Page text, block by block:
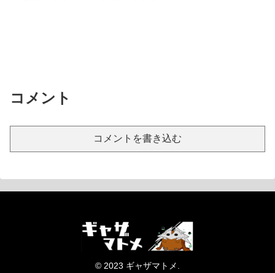
コメント
コメントを書き込む
© 2023 ギャザマトメ.